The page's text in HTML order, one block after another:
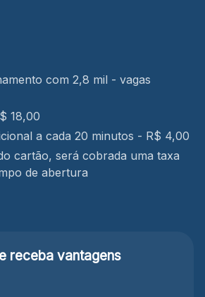
com 2,8 mil - vagas
18,00
a cada 20 minutos - R$ 4,00
cartão, será cobrada uma taxa
de abertura
receba vantagens